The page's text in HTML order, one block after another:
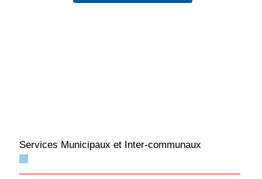
Services Municipaux et Inter-communaux